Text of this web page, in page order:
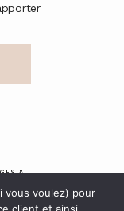
&
vous voulez) pour